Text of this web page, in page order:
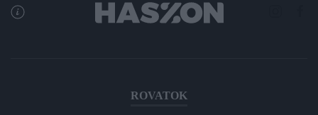
ROVATOK